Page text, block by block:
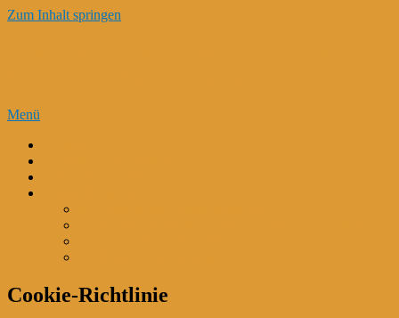
Zum Inhalt springen
Menü
Cookie-Richtlinie